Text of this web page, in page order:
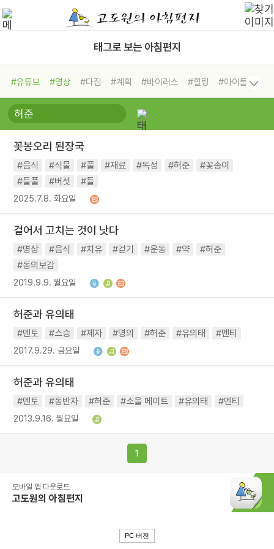
태그로 보는 아침편지
#유튜브 #명상 #다짐 #계획 #바이러스 #힐링
#아이들
#비전캠프
#독서캠프 #삶
#희망
#나눔 #친구 #링컨학교
#독서
#건강 #면역력
꽃봉오리 된장국
#음식 #식물 #풀 #재료 #독성 #허준
#꽃송이
#들풀
#버섯 #들
2025.7.8. 화요일
걸어서 고치는 것이 낫다
#명상 #음식 #치유 #걷기 #운동 #약
#허준
#동의보감
2019.9.9. 월요일
허준과 유의태
#멘토 #스승 #제자 #명의 #허준 #유의태 #멘티
2017.9.29. 금요일
허준과 유의태
#멘토 #동반자 #허준 #소울 메이트 #유의태 #멘티
2013.9.16. 월요일
1
모바일 앱 다운로드
고도원의 아침편지
PC 버전